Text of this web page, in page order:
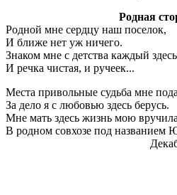
Родная
Родной мне сердцу наш поселок,
И ближе нет уж ничего.
Знаком мне с детства каждый
И речка чистая, и ручеек...
Места привольные судьба мне
За дело я с любовью здесь берусь.
Мне мать здесь жизнь мою
В родном совхозе под названием
Декабрь.